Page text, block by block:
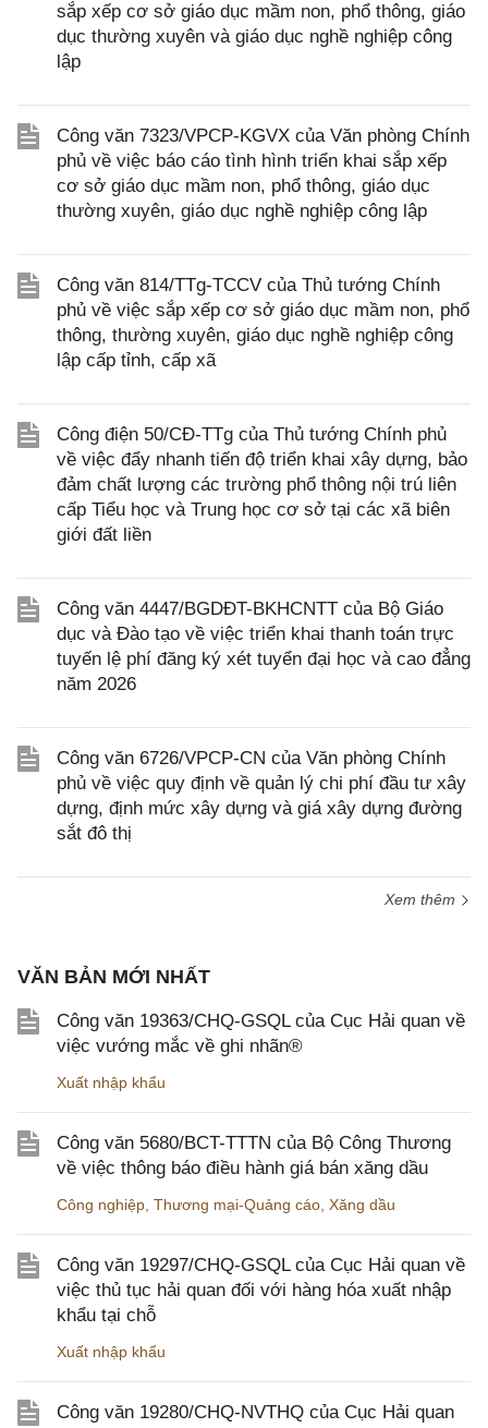
sắp xếp cơ sở giáo dục mầm non, phổ thông, giáo
dục thường xuyên và giáo dục nghề nghiệp công
lập
Công văn 7323/VPCP-KGVX của Văn phòng Chính
phủ về việc báo cáo tình hình triển khai sắp xếp
cơ sở giáo dục mầm non, phổ thông, giáo dục
thường xuyên, giáo dục nghề nghiệp công lập
Công văn 814/TTg-TCCV của Thủ tướng Chính
phủ về việc sắp xếp cơ sở giáo dục mầm non, phổ
thông, thường xuyên, giáo dục nghề nghiệp công
lập cấp tỉnh, cấp xã
Công điện 50/CĐ-TTg của Thủ tướng Chính phủ
về việc đẩy nhanh tiến độ triển khai xây dựng, bảo
đảm chất lượng các trường phổ thông nội trú liên
cấp Tiểu học và Trung học cơ sở tại các xã biên
giới đất liền
Công văn 4447/BGDĐT-BKHCNTT của Bộ Giáo
dục và Đào tạo về việc triển khai thanh toán trực
tuyến lệ phí đăng ký xét tuyển đại học và cao đẳng
năm 2026
Công văn 6726/VPCP-CN của Văn phòng Chính
phủ về việc quy định về quản lý chi phí đầu tư xây
dựng, định mức xây dựng và giá xây dựng đường
sắt đô thị
Xem thêm
VĂN BẢN MỚI NHẤT
Công văn 19363/CHQ-GSQL của Cục Hải quan về
việc vướng mắc về ghi nhãn®
Xuất nhập khẩu
Công văn 5680/BCT-TTTN của Bộ Công Thương
về việc thông báo điều hành giá bán xăng dầu
Công nghiệp Thương mại-Quảng cáo Xăng dầu
Công văn 19297/CHQ-GSQL của Cục Hải quan về
việc thủ tục hải quan đối với hàng hóa xuất nhập
khẩu tại chỗ
Xuất nhập khẩu
Công văn 19280/CHQ-NVTHQ của Cục Hải quan